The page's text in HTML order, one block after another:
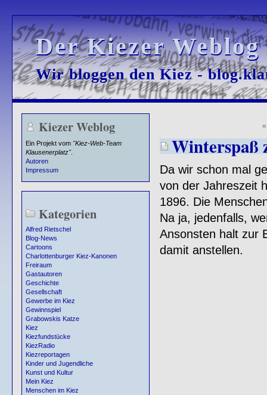
Der Kiezer
Der Kiezer
Wir bloggen den Kiez -
Wir bloggen den Kiez -
Kiezer Weblog
Ein Projekt vom "Kiez-Web-Team
Klausenerplatz".
Autoren
Impressum
Kategorien
Alfred Rietschel
Blog-News
Cartoons
Charlottenburger Kiez-Kanonen
Freiraum
Gastautoren
Geschichte
Gesellschaft
Gewerbe im Kiez
Gewinnspiel
Grabowskis Katze
Kiez
Kiezfundstücke
KiezRadio
Kiezreportagen
Kinder und Jugendliche
Kunst und Kultur
Mein Kiez
Menschen im Kiez
Winterspaß
Da wir schon mal
von der Jahreszeit
1896. Die
Na ja, jedenfalls,
Ansonsten halt zur
damit anstellen.